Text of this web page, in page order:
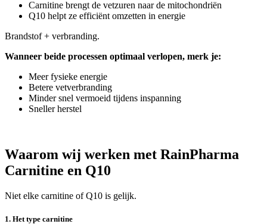
Carnitine brengt de vetzuren naar de mitochondriën
Q10 helpt ze efficiënt omzetten in energie
Brandstof + verbranding.
Wanneer beide processen optimaal verlopen, merk je:
Meer fysieke energie
Betere vetverbranding
Minder snel vermoeid tijdens inspanning
Sneller herstel
Waarom wij werken met RainPharma
Carnitine en Q10
Niet elke carnitine of Q10 is gelijk.
1. Het type carnitine